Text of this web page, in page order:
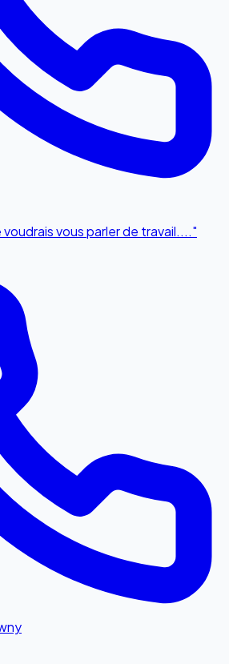
vous parler de travail...."